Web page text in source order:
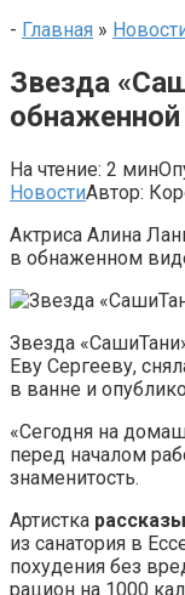
- Главная »
Звезда
обнаженной
На чтение: 2 мин
НовостиАвтор:
Актриса Алина
в обнаженном
Звезда
Еву Сергееву,
в ванне и
«Сегодня на
перед началом
знаменитость.
Артистка
из санатория в
похудения без
рацион на 1000